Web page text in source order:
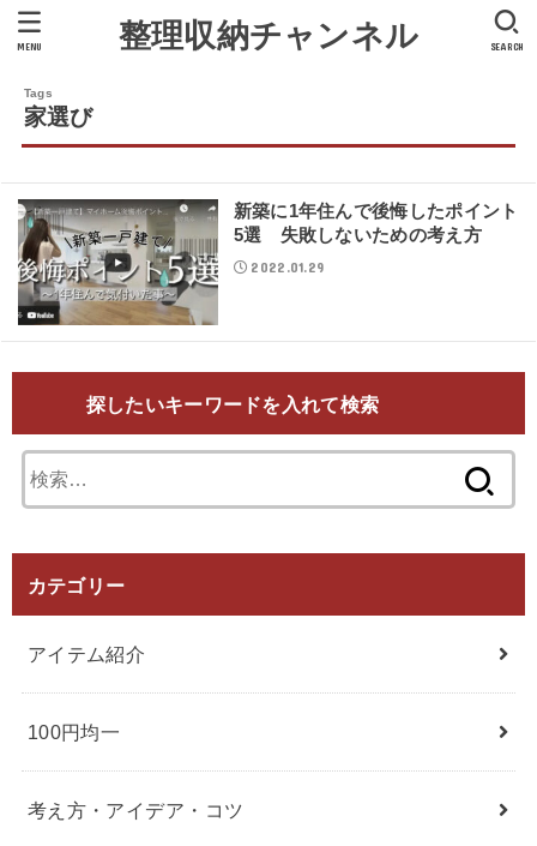
整理収納チャンネル SEARCH
MENU
家選び
新築に1年住んで後悔したポイント
5選 失敗しないための考え方
2022.01.29
探したいキーワードを入れて検索
索:
カテゴリー
アイテム紹介
100円均一
考え方・アイデア・コツ